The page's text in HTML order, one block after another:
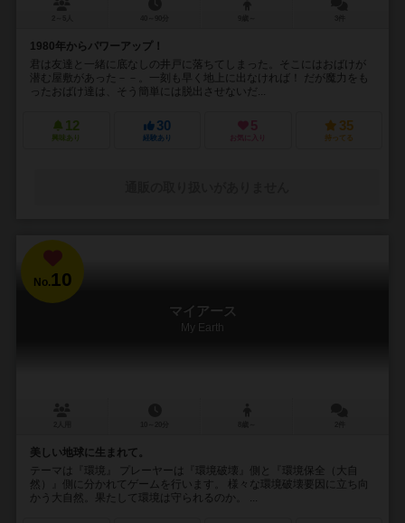
1980年からパワーアップ！
君は友達と一緒に底なしの井戸に落ちてしまった。そこにはおばけが
潜む屋敷があった－－。一刻も早く地上に出なければ！ だが魔力をも
ったおばけ達は、そう簡単には脱出させないだ...
12
興味あり
30
経験あり
5
お気に入り
35
持ってる
No. 10
マイアース
My Earth
美しい地球に生まれて。
テーマは『環境』 プレーヤーは『環境破壊』側と『環境保全（大自
然）』側に分かれてゲームを行います。 様々な環境破壊要因に立ち向
かう大自然。果たして環境は守られるのか。 ...